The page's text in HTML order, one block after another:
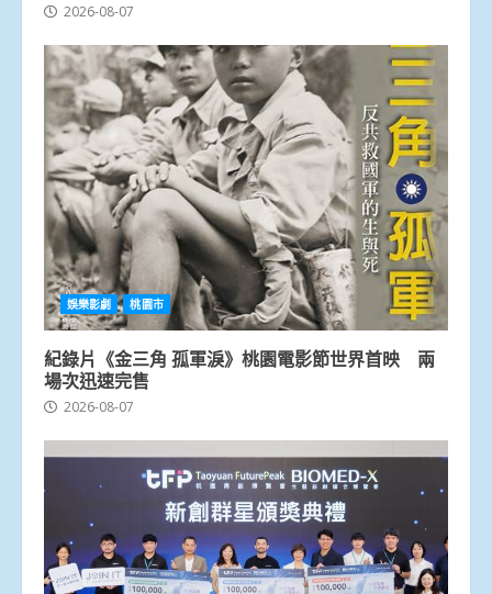
2026-08-07
娛樂影劇 桃園市
紀錄片《金三角 孤軍淚》桃園電影節世界首映 兩
場次迅速完售
2026-08-07